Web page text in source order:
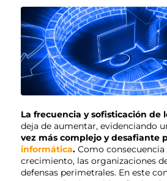
La frecuencia y sofisticación de
deja de aumentar, evidenciando
vez más complejo y desafiante
informática.Como consecuencia
crecimiento, las organizaciones
defensas perimetrales. En este